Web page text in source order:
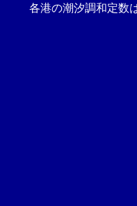
各港の潮汐調和定数